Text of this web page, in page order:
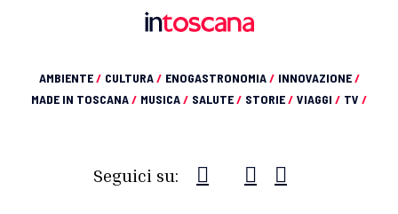
AMBIENTE/ CULTURA/ ENOGASTRONOMIA/ INNOVAZIONE/
MADE IN TOSCANA/ MUSICA/ SALUTE/ STORIE/ VIAGGI / TV /
Seguici su: